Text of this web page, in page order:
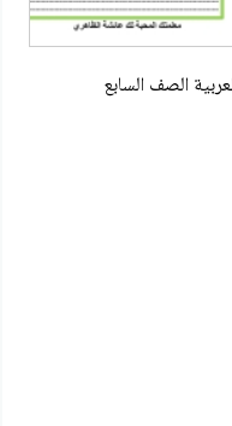
الصف السابع